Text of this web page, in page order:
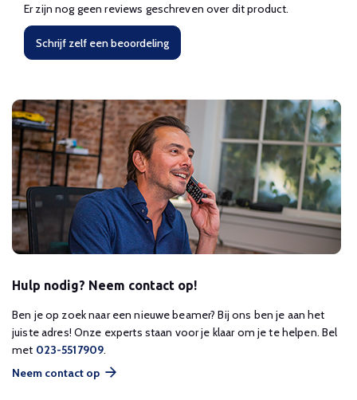
Er zijn nog geen reviews geschreven over dit product.
Schrijf zelf een beoordeling
Hulp nodig? Neem contact op!
Ben je op zoek naar een nieuwe beamer? Bij ons ben je aan het
juiste adres! Onze experts staan voor je klaar om je te helpen. Bel
met 023-5517909.
Neem contact op